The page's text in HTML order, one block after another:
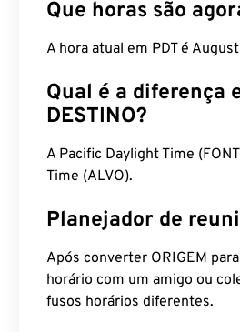
Que horas são
A hora atual em PDT é
Qual é a diferença
DESTINO?
A Pacific Daylight Time
Time (ALVO).
Planejador de
Após converter ORIGEM
horário com um amigo ou
fusos horários diferentes.